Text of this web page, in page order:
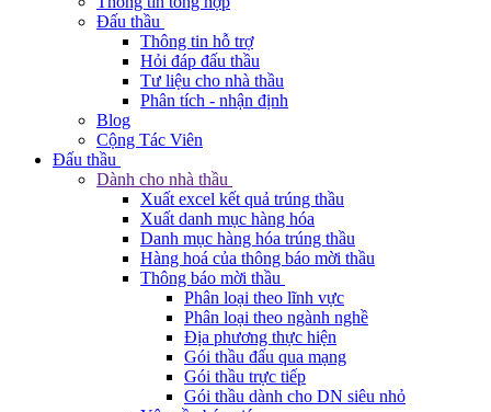
Đấu thầu
Thông tin hỗ trợ
Hỏi đáp đấu thầu
Tư liệu cho nhà thầu
Phân tích - nhận định
Blog
Cộng Tác Viên
Đấu thầu
Dành cho nhà thầu
Xuất excel kết quả trúng thầu
Xuất danh mục hàng hóa
Danh mục hàng hóa trúng thầu
Hàng hoá của thông báo mời thầu
Thông báo mời thầu
Phân loại theo lĩnh vực
Phân loại theo ngành nghề
Địa phương thực hiện
Gói thầu đấu qua mạng
Gói thầu trực tiếp
Gói thầu dành cho DN siêu nhỏ